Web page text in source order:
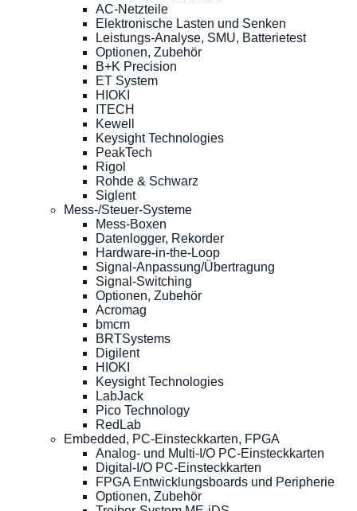
AC-Netzteile
Elektronische Lasten und Senken
Leistungs-Analyse, SMU, Batterietest
Optionen, Zubehör
B+K Precision
ET System
HIOKI
ITECH
Kewell
Keysight Technologies
PeakTech
Rigol
Rohde & Schwarz
Siglent
Mess-/Steuer-Systeme
Mess-Boxen
Datenlogger, Rekorder
Hardware-in-the-Loop
Signal-Anpassung/Übertragung
Signal-Switching
Optionen, Zubehör
Acromag
bmcm
BRTSystems
Digilent
HIOKI
Keysight Technologies
LabJack
Pico Technology
RedLab
Embedded, PC-Einsteckkarten, FPGA
Analog- und Multi-I/O PC-Einsteckkarten
Digital-I/O PC-Einsteckkarten
FPGA Entwicklungsboards und Peripherie
Optionen, Zubehör